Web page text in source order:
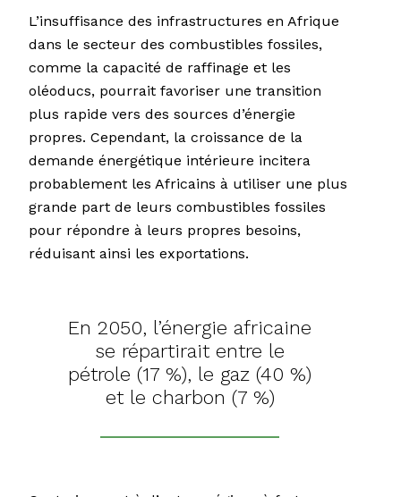
L’insuffisance des infrastructures en Afrique
dans le secteur des combustibles fossiles,
comme la capacité de raffinage et les
oléoducs, pourrait favoriser une transition
plus rapide vers des sources d’énergie
propres. Cependant, la croissance de la
demande énergétique intérieure incitera
probablement les Africains à utiliser une plus
grande part de leurs combustibles fossiles
pour répondre à leurs propres besoins,
réduisant ainsi les exportations.
En 2050, l’énergie africaine
se répartirait entre le
pétrole (17 %), le gaz (40 %)
et le charbon (7 %)